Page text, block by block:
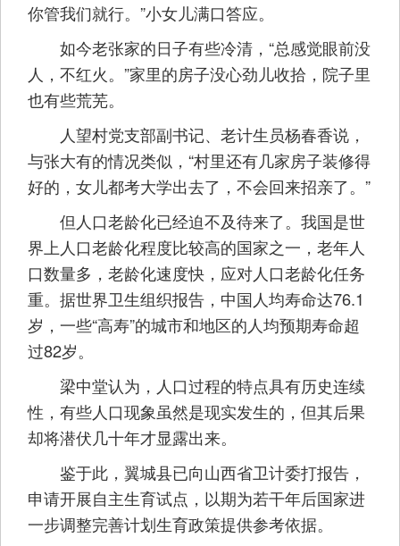
你管我们就行。”小女儿满口答应。
如今老张家的日子有些冷清，“总感觉眼前没
人，不红火。”家里的房子没心劲儿收拾，院子里
也有些荒芜。
人望村党支部副书记、老计生员杨春香说，
与张大有的情况类似，“村里还有几家房子装修得
好的，女儿都考大学出去了，不会回来招亲了。”
但人口老龄化已经迫不及待来了。我国是世
界上人口老龄化程度比较高的国家之一，老年人
口数量多，老龄化速度快，应对人口老龄化任务
重。据世界卫生组织报告，中国人均寿命达76.1
岁，一些“高寿”的城市和地区的人均预期寿命超
过82岁。
梁中堂认为，人口过程的特点具有历史连续
性，有些人口现象虽然是现实发生的，但其后果
却将潜伏几十年才显露出来。
鉴于此，翼城县已向山西省卫计委打报告，
申请开展自主生育试点，以期为若干年后国家进
一步调整完善计划生育政策提供参考依据。